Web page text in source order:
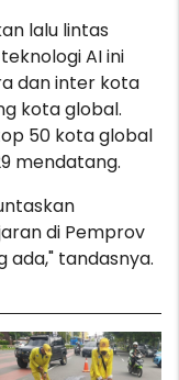
lalu lintas
AI ini
dan inter kota
kota global.
50 kota global
mendatang.
di Pemprov
ada," tandasnya.